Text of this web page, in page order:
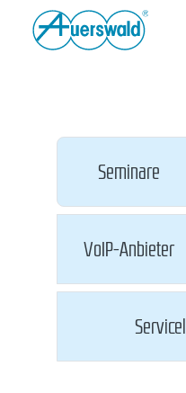
Seminare
VoIP-Anbieter